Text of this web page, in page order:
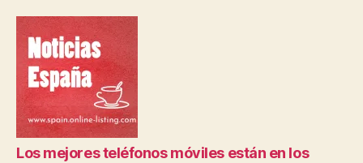
Los mejores teléfonos móviles están en los